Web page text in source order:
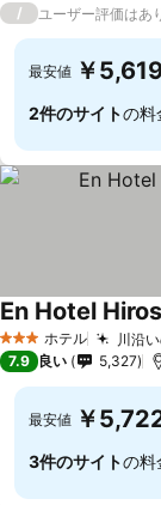
/ ユーザー評価はあ
最安値 ￥
2件のサイトの料
3 ホテルのランク
ホテル 川沿
En Hotel
7.9 良い 5,327
最安値 ￥
3件のサイトの料